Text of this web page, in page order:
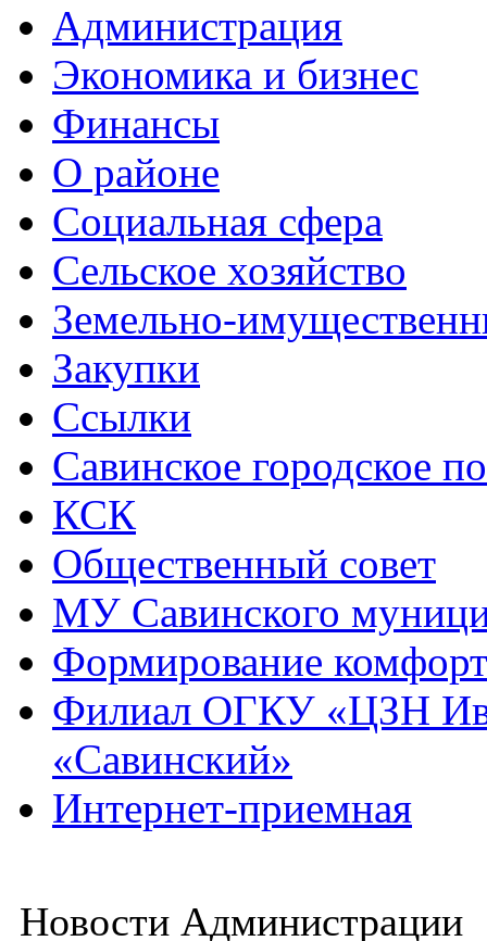
Администрация
Экономика и бизнес
Финансы
О районе
Социальная сфера
Сельское хозяйство
Земельно-
Закупки
Ссылки
Савинское городское
КСК
Общественный совет
МУ Савинского
Формирование
Филиал ОГКУ «ЦЗН
«Савинский»
Интернет-приемная
Новости Администрации